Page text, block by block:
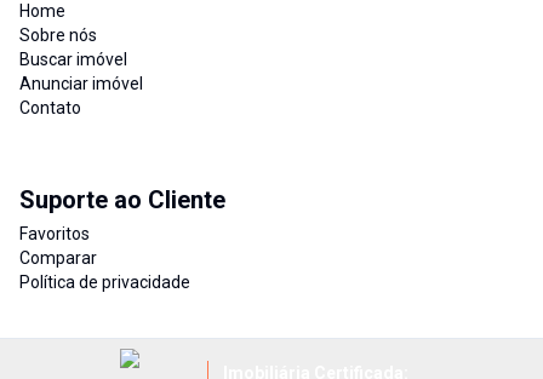
Home
Sobre nós
Buscar imóvel
Anunciar imóvel
Contato
Suporte ao Cliente
Favoritos
Comparar
Política de privacidade